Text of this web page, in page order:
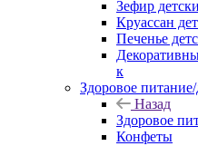
Зефир
Круассан
Печенье
к
Здоровое
Назад
Здоровое
Конфеты